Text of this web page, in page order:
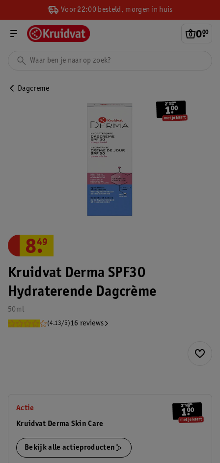
Voor 22:00 besteld, morgen in huis
0.
00
Dagcreme
Kruidvat Derma SPF30
Hydraterende Dagcrème
50ml
(4.13/5)16 reviews
8.
49
Actie
Kruidvat Derma Skin Care
Bekijk alle actieproducten